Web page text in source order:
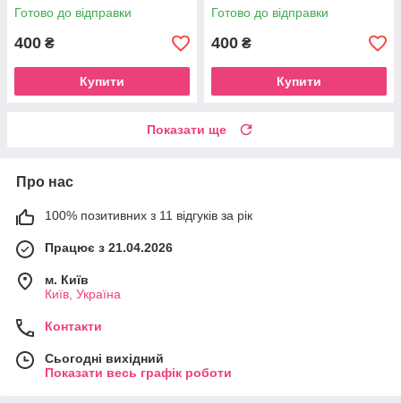
Готово до відправки
400 ₴
Купити
Готово до відправки
400 ₴
Купити
Показати ще
Про нас
100% позитивних з 11 відгуків за рік
Працює з 21.04.2026
м. Київ
Київ, Україна
Контакти
Сьогодні вихідний
Показати весь графік роботи